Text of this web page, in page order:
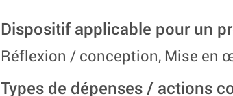
Dispositif applicable pour un
Réflexion / conception, Mise en
Types de dépenses / actions